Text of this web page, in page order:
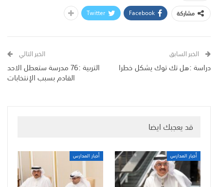
مشاركة
Facebook
Twitter
الخبر السابق
دراسة :هل تك توك يشكل خطرا
الخبر التالي
التربية :76 مدرسة ستعطل الاحد
القادم بسبب الإنتخابات
قد يعجبك ايضا
أخبار المدارس أخبار المدارس